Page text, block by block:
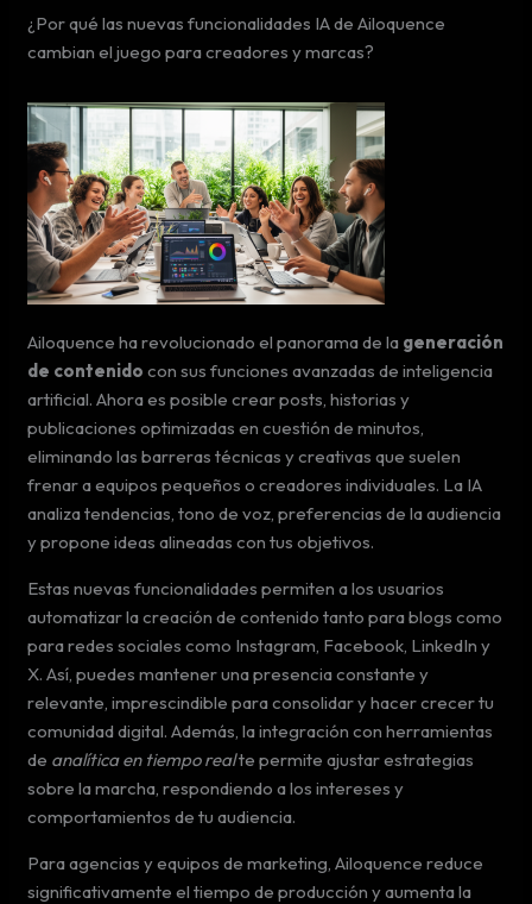
¿Por qué las nuevas funcionalidades IA de Ailoquence
cambian el juego para creadores y marcas?
Ailoquence ha revolucionado el panorama de la generación
de contenido con sus funciones avanzadas de inteligencia
artificial. Ahora es posible crear posts, historias y
publicaciones optimizadas en cuestión de minutos,
eliminando las barreras técnicas y creativas que suelen
frenar a equipos pequeños o creadores individuales. La IA
analiza tendencias, tono de voz, preferencias de la audiencia
y propone ideas alineadas con tus objetivos.
Estas nuevas funcionalidades permiten a los usuarios
automatizar la creación de contenido tanto para blogs como
para redes sociales como Instagram, Facebook, LinkedIn y
X. Así, puedes mantener una presencia constante y
relevante, imprescindible para consolidar y hacer crecer tu
comunidad digital. Además, la integración con herramientas
de analítica en tiempo realte permite ajustar estrategias
sobre la marcha, respondiendo a los intereses y
comportamientos de tu audiencia.
Para agencias y equipos de marketing, Ailoquence reduce
significativamente el tiempo de producción y aumenta la